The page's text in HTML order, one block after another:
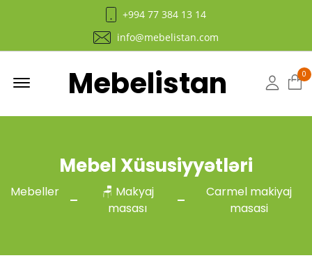
+994 77 384 13 14
info@mebelistan.com
Mebelistan 0
Mebel Xüsusiyyətləri
Mebeller
🪑 Makyaj
masası
Carmel makiyaj
masasi